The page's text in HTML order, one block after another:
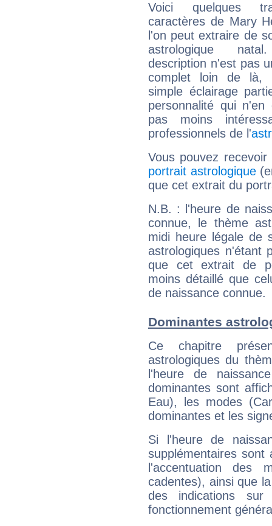
Voici quelques
caractères de Mary
l'on peut extraire de
astrologique
description n'est pas
complet loin de là,
simple éclairage
personnalité qui n'en
pas moins
professionnels de l'
Vous pouvez
portrait astrologique
que cet extrait du
N.B. : l'heure de
connue, le thème
midi heure légale de
astrologiques n'étant
que cet extrait de
moins détaillé que
de naissance connue.
Dominantes
Ce chapitre
astrologiques du
l'heure de
dominantes sont
Eau), les modes
dominantes et les
Si l'heure de
supplémentaires sont
l'accentuation des
cadentes), ainsi que
des indications sur
fonctionnement